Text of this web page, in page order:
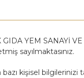
YEM SANAYİ VE
sayılmaktasınız.
bazı kişisel